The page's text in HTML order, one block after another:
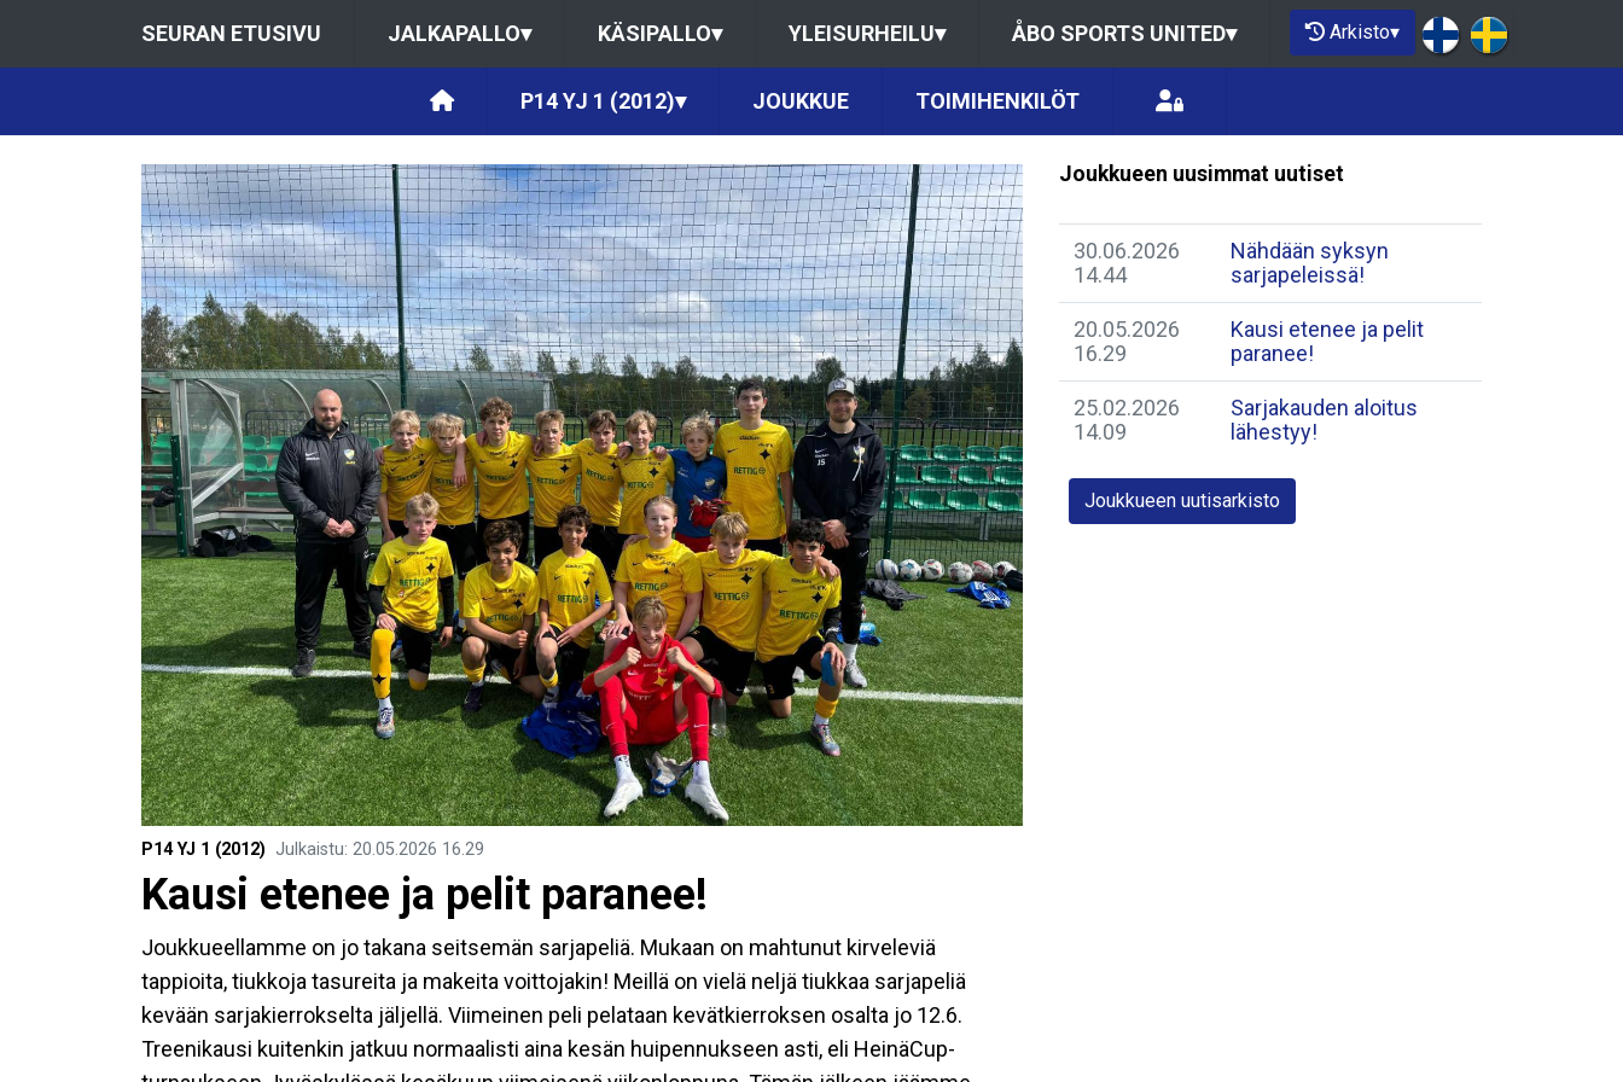
SEURAN ETUSIVU JALKAPALLO▾ KÄSIPALLO▾ YLEISURHEILU▾ ÅBO SPORTS UNITED▾ Arkisto▾
P14 YJ 1 (2012)▾ JOUKKUE TOIMIHENKILÖT
P14 YJ 1 (2012) Julkaistu: 20.05.2026 16.29
Kausi etenee ja pelit paranee!
Joukkueellamme on jo takana seitsemän sarjapeliä. Mukaan on mahtunut kirveleviä
tappioita, tiukkoja tasureita ja makeita voittojakin! Meillä on vielä neljä tiukkaa sarjapeliä
kevään sarjakierrokselta jäljellä. Viimeinen peli pelataan kevätkierroksen osalta jo 12.6.
Treenikausi kuitenkin jatkuu normaalisti aina kesän huipennukseen asti, eli HeinäCup-
Joukkueen uusimmat uutiset
30.06.2026
14.44
Nähdään syksyn
sarjapeleissä!
20.05.2026
16.29
Kausi etenee ja pelit
paranee!
25.02.2026
14.09
Sarjakauden aloitus
lähestyy!
Joukkueen uutisarkisto